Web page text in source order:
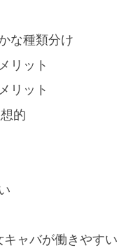
な種類分け
リット
リット
的
ャバが働きやすい